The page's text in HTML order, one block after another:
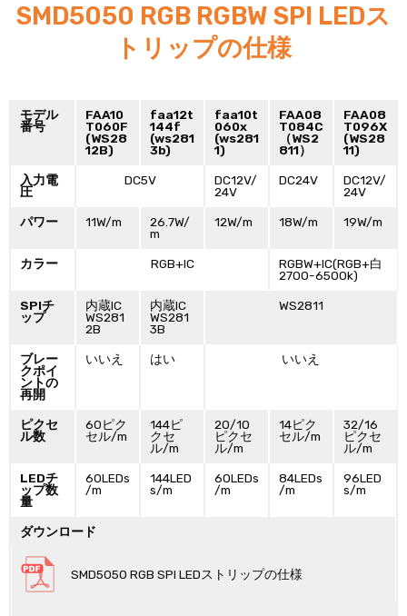
SMD5050 RGB RGBW SPI LEDス
トリップの仕様
モデル
番号
FAA10
T060F
(WS28
12B)
faa12t
144f
(ws281
3b)
faa10t
060x
(ws281
1)
FAA08
T084C
（WS2
811）
FAA08
T096X
(WS28
11)
入力電
圧
DC5V
DC12V/
24V
DC24V
DC12V/
24V
パワー 11W/m
26.7W/
m
12W/m 18W/m 19W/m
カラー RGB+IC
RGBW+IC(RGB+白
2700-6500k)
SPIチ
ップ
内蔵IC
WS281
2B
内蔵IC
WS281
3B
WS2811
ブレー
クポイ
ントの
再開
いいえ はい いいえ
ピクセ
ル数
60ピク
セル/m
144ピ
クセ
ル/m
20/10
ピクセ
ル/m
14ピク
セル/m
32/16
ピクセ
ル/m
LEDチ
ップ数
量
60LEDs
/m
144LED
s/m
60LEDs
/m
84LEDs
/m
96LED
s/m
ダウンロード
SMD5050 RGB SPI LEDストリップの仕様